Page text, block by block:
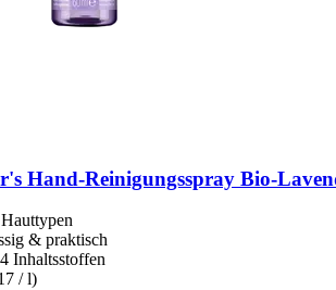
Hand-​Reinigungsspray Bio-​
& praktisch
Inhaltsstoffen
/ l)